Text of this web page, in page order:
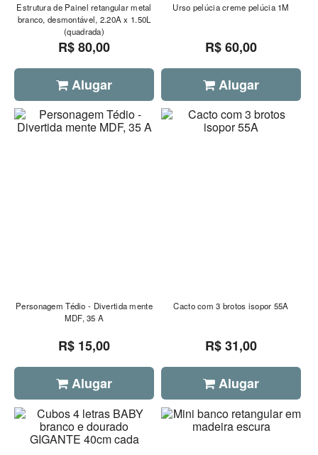
Estrutura de Painel retangular metal
branco, desmontável, 2.20A x 1.50L
(quadrada)
R$ 80,00
Alugar
Urso pelúcia creme pelúcia 1M
R$ 60,00
Alugar
Personagem Tédio - Divertida mente
MDF, 35 A
R$ 15,00
Alugar
Cacto com 3 brotos isopor 55A
R$ 31,00
Alugar